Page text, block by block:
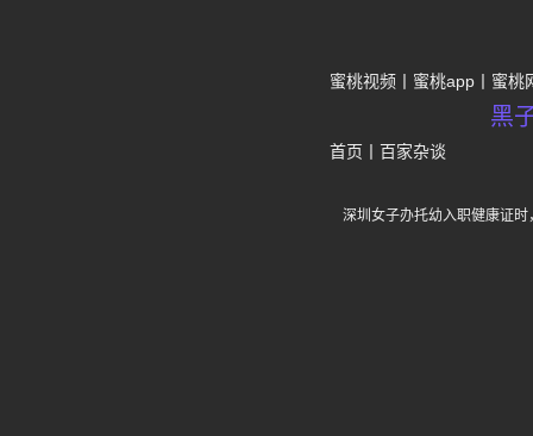
蜜桃视频 蜜桃app 蜜桃
黑
首页 百家杂谈
深圳女子办托幼入职健康证